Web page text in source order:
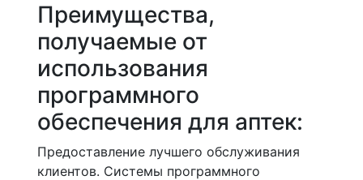
Преимущества,
получаемые от
использования
программного
обеспечения для аптек:
Предоставление лучшего обслуживания
клиентов. Системы программного